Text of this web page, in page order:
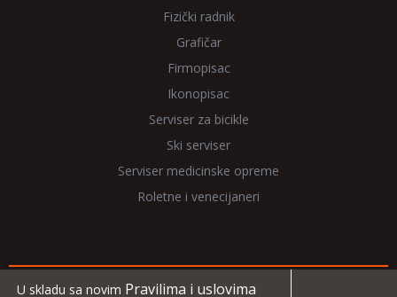
Fizički radnik
Grafičar
Firmopisac
Ikonopisac
Serviser za bicikle
Ski serviser
Serviser medicinske opreme
Roletne i venecijaneri
U skladu sa novim Pravilima i uslovima